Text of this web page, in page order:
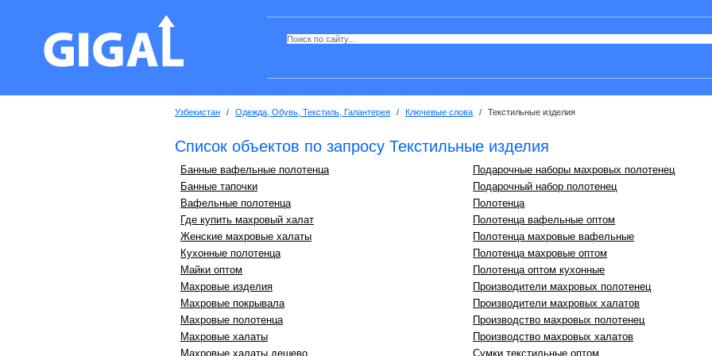
Узбекистан / Одежда, Обувь, Текстиль, Галантерея / Ключевые слова / Текстильные изделия
Список объектов по запросу Текстильные изделия
Банные вафельные полотенца
Банные тапочки
Вафельные полотенца
Где купить махровый халат
Женские махровые халаты
Кухонные полотенца
Майки оптом
Махровые изделия
Махровые покрывала
Махровые полотенца
Махровые халаты
Махровые халаты дешево
Подарочные наборы махровых полотенец
Подарочный набор полотенец
Полотенца
Полотенца вафельные оптом
Полотенца махровые вафельные
Полотенца махровые оптом
Полотенца оптом кухонные
Производители махровых полотенец
Производители махровых халатов
Производство махровых полотенец
Производство махровых халатов
Сумки текстильные оптом